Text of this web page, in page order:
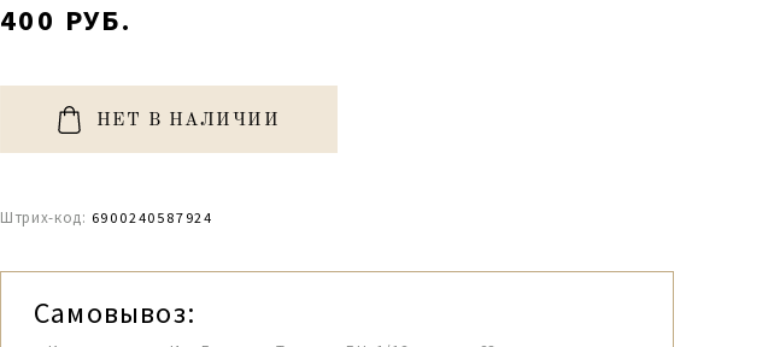
400 РУБ.
НЕТ В НАЛИЧИИ
Штрих-код: 6900240587924
Самовывоз: